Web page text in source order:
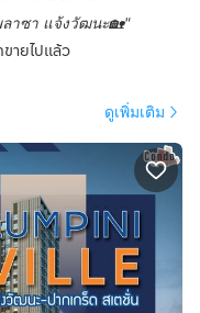
ลาซา แจ้งวัฒนะ🏡"
ายไปแล้ว
ดูเพิ่มเติม